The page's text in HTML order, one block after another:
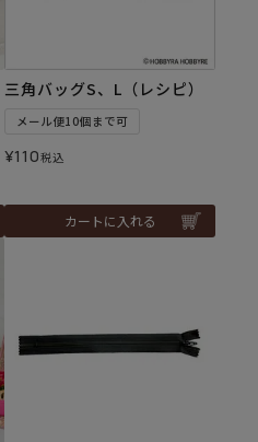
三角バッグS、L（レシピ）
メール便10個まで可
¥110税込
カートに入れる